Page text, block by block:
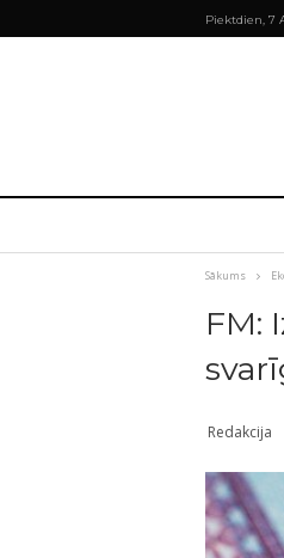
Piektdien, 7
Sākums
FM:
Redakcija